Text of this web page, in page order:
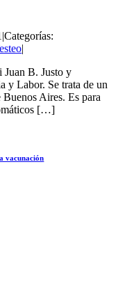
|Categorías:
|
Juan B. Justo y
y Labor. Se trata de un
Aires. Es para
[…]
vacunación